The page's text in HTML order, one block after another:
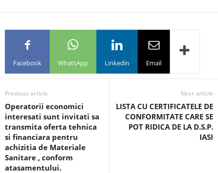
Facebook WhatsApp Linkedin Email
Previous article
Operatorii economici
interesati sunt invitati sa
transmita oferta tehnica
si financiara pentru
achizitia de Materiale
Sanitare , conform
atasamentului.
Next article
LISTA CU CERTIFICATELE DE
CONFORMITATE CARE SE
POT RIDICA DE LA D.S.P.
IASI